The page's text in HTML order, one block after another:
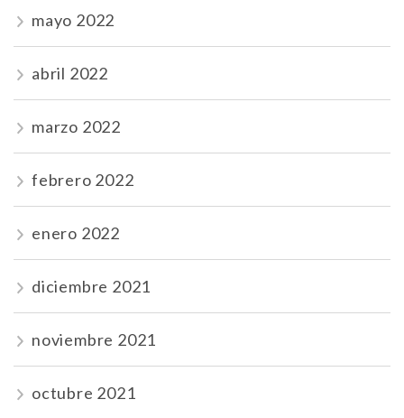
mayo 2022
abril 2022
marzo 2022
febrero 2022
enero 2022
diciembre 2021
noviembre 2021
octubre 2021